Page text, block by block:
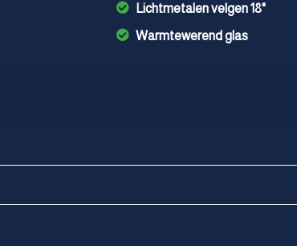
Lichtmetalen velgen 18"
Warmtewerend glas